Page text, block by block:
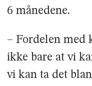
6 månedene.
– Fordelen med
ikke bare at vi
vi kan ta det